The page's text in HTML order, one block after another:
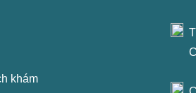
khám